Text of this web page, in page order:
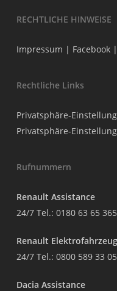
RECHTLICHE HINWEISE
Impressum | Facebook|
Rechtliche Links
Privatsphäre-
Privatsphäre-
Rufnummern
Renault Assistance
24/7 Tel.: 0180 63 65 365
Renault
24/7 Tel.: 0800 589 33 05
Dacia Assistance